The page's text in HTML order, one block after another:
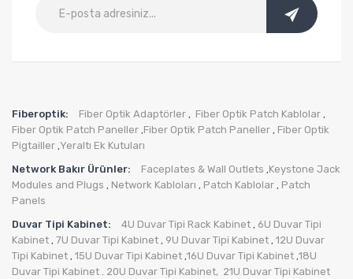
Fiberoptik: Fiber Optik Adaptörler , Fiber Optik Patch Kablolar ,
Fiber Optik Patch Paneller ,Fiber Optik Patch Paneller , Fiber Optik
Pigtailler ,Yeraltı Ek Kutuları
Network Bakır Ürünler:
Faceplates & Wall Outlets ,Keystone Jack
Modules and Plugs , Network Kabloları , Patch Kablolar , Patch
Panels
Duvar Tipi Kabinet:
4U Duvar Tipi Rack Kabinet , 6U Duvar Tipi
Kabinet , 7U Duvar Tipi Kabinet , 9U Duvar Tipi Kabinet , 12U Duvar
Tipi Kabinet , 15U Duvar Tipi Kabinet ,16U Duvar Tipi Kabinet ,18U
Duvar Tipi Kabinet . 20U Duvar Tipi Kabinet, 21U Duvar Tipi Kabinet